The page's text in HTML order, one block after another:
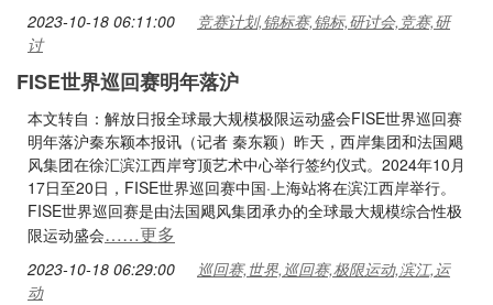
2023-10-18 06:11:00
竞赛计划,锦标赛,锦标,研讨会,竞赛,研
讨
FISE世界巡回赛明年落沪
本文转自：解放日报全球最大规模极限运动盛会FISE世界巡回赛
明年落沪秦东颖本报讯（记者 秦东颖）昨天，西岸集团和法国飓
风集团在徐汇滨江西岸穹顶艺术中心举行签约仪式。2024年10月
17日至20日，FISE世界巡回赛中国·上海站将在滨江西岸举行。
FISE世界巡回赛是由法国飓风集团承办的全球最大规模综合性极
限运动盛会……更多
2023-10-18 06:29:00
巡回赛,世界,巡回赛,极限运动,滨江,运
动